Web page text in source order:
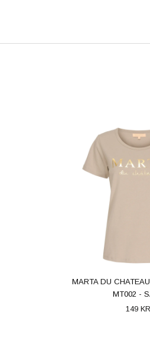
MARTA DU
MT002 -
149